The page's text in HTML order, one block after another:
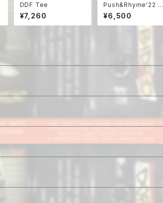
DDF Tee
¥7,260
Push&Rhyme'22 ワ
ークシャツ
¥6,500